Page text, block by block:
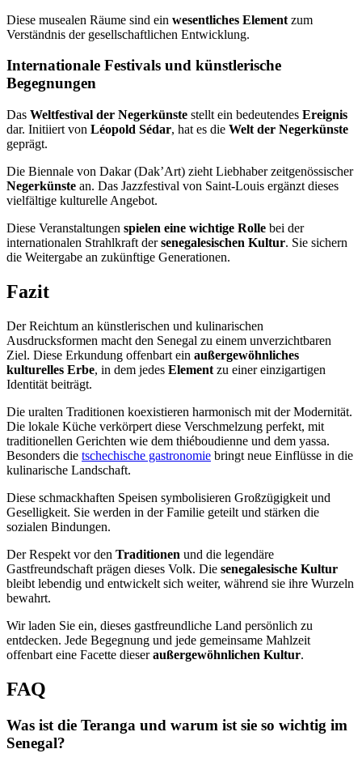
Diese musealen Räume sind ein wesentliches Element zum
Verständnis der gesellschaftlichen Entwicklung.
Internationale Festivals und künstlerische
Begegnungen
Das Weltfestival der Negerkünste stellt ein bedeutendes Ereignis
dar. Initiiert von Léopold Sédar, hat es die Welt der Negerkünste
geprägt.
Die Biennale von Dakar (Dak’Art) zieht Liebhaber zeitgenössischer
Negerkünste an. Das Jazzfestival von Saint-Louis ergänzt dieses
vielfältige kulturelle Angebot.
Diese Veranstaltungen spielen eine wichtige Rolle bei der
internationalen Strahlkraft dersenegalesischen Kultur. Sie sichern
die Weitergabe an zukünftige Generationen.
Fazit
Der Reichtum an künstlerischen und kulinarischen
Ausdrucksformen macht den Senegal zu einem unverzichtbaren
Ziel. Diese Erkundung offenbart ein außergewöhnliches
kulturelles Erbe, in dem jedes Element zu einer einzigartigen
Identität beiträgt.
Die uralten Traditionen koexistieren harmonisch mit der Modernität.
Die lokale Küche verkörpert diese Verschmelzung perfekt, mit
traditionellen Gerichten wie dem thiéboudienne und dem yassa.
Besonders die tschechische gastronomie bringt neue Einflüsse in die
kulinarische Landschaft.
Diese schmackhaften Speisen symbolisieren Großzügigkeit und
Geselligkeit. Sie werden in der Familie geteilt und stärken die
sozialen Bindungen.
Der Respekt vor den Traditionen und die legendäre
Gastfreundschaft prägen dieses Volk. Die senegalesische Kultur
bleibt lebendig und entwickelt sich weiter, während sie ihre Wurzeln
bewahrt.
Wir laden Sie ein, dieses gastfreundliche Land persönlich zu
entdecken. Jede Begegnung und jede gemeinsame Mahlzeit
offenbart eine Facette dieseraußergewöhnlichen Kultur.
FAQ
Was ist die Teranga und warum ist sie so wichtig im
Senegal?